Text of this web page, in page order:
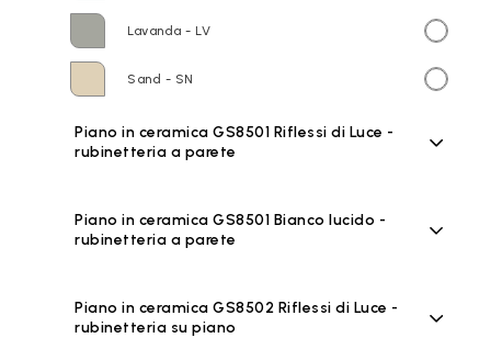
Lavanda - LV
Sand - SN
Piano in ceramica GS8501 Riflessi di Luce -
rubinetteria a parete
Piano in ceramica GS8501 Bianco lucido -
rubinetteria a parete
Piano in ceramica GS8502 Riflessi di Luce -
rubinetteria su piano